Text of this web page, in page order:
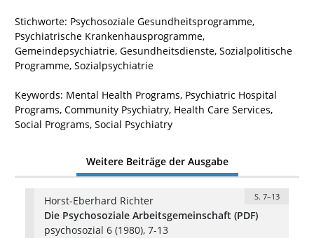
Stichworte: Psychosoziale Gesundheitsprogramme,
Psychiatrische Krankenhausprogramme,
Gemeindepsychiatrie, Gesundheitsdienste, Sozialpolitische
Programme, Sozialpsychiatrie
Keywords: Mental Health Programs, Psychiatric Hospital
Programs, Community Psychiatry, Health Care Services,
Social Programs, Social Psychiatry
Weitere Beiträge der Ausgabe
Horst-Eberhard Richter S. 7–13
Die Psychosoziale Arbeitsgemeinschaft (PDF)
psychosozial 6 (1980), 7-13